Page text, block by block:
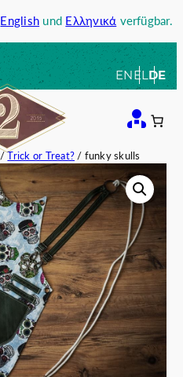
English und Ελληνικά verfügbar.
ENEL DE
/Trick or Treat? / funky skulls